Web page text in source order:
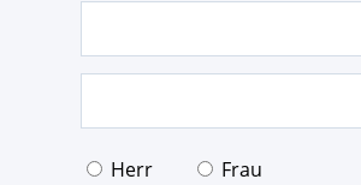
Herr Frau